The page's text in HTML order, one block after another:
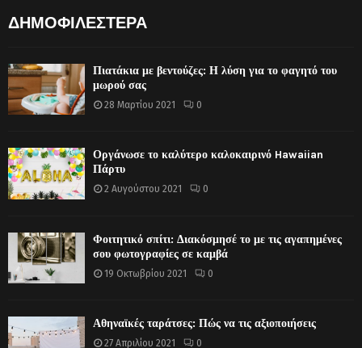
ΔΗΜΟΦΙΛΕΣΤΕΡΑ
Πιατάκια με βεντούζες: Η λύση για το φαγητό του
μωρού σας
28 Μαρτίου 2021 0
Οργάνωσε το καλύτερο καλοκαιρινό Hawaiian
Πάρτυ
2 Αυγούστου 2021 0
Φοιτητικό σπίτι: Διακόσμησέ το με τις αγαπημένες
σου φωτογραφίες σε καμβά
19 Οκτωβρίου 2021 0
Αθηναϊκές ταράτσες: Πώς να τις αξιοποιήσεις
27 Απριλίου 2021 0